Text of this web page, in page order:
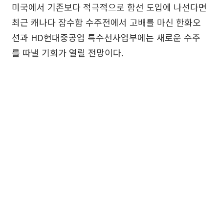
미국에서 기존보다 적극적으로 함선 도입에 나선다면
최근 캐나다 잠수함 수주전에서 고배를 마신 한화오
션과 HD현대중공업 특수선사업부에는 새로운 수주
를 따낼 기회가 열릴 전망이다.